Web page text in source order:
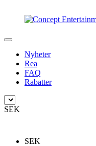
Nyheter
Rea
FAQ
Rabatter
SEK
SEK